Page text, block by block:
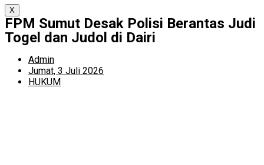
X
FPM Sumut Desak Polisi Berantas Judi
Togel dan Judol di Dairi
Admin
Jumat, 3 Juli 2026
HUKUM